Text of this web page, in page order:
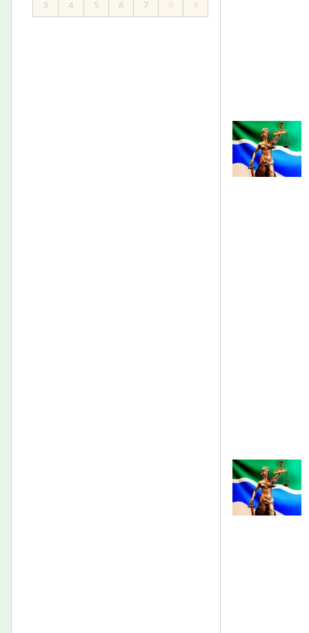
3 4 5 6 7 8 9